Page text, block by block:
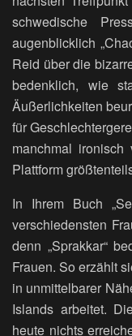
schwedische
augenblicklich
Reid über die
bedenklich, wie
Äußerlichkeiten
für
manchmal
Plattform
In Ihrem Buch
verschiedensten
denn „Sprakkar“
Frauen. So erzählt
in unmittelbarer
Islands arbeitet.
heute nichts